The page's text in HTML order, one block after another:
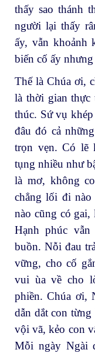
thấy sao thánh
người lại thấy
ấy, vẫn khoảnh
biến cố ấy
Thế là Chúa ơi,
là thời gian thực
thúc. Sứ vụ
đâu đó cả
trọn vẹn. Có lẽ
tụng nhiều như
là mơ, không
chẳng lối đi
nào cũng có
Hạnh phúc
buồn. Nỗi đau
vững, cho cố
vui ùa về cho
phiền. Chúa ơi,
dẫn dắt con
vội vã, kẻo con
Mỗi ngày Ngài